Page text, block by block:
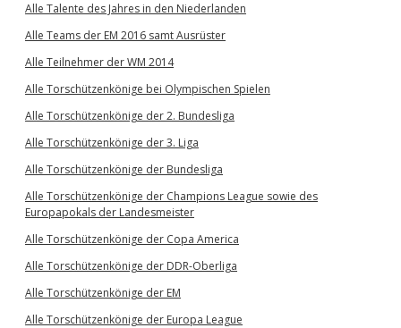
Alle Talente des Jahres in den Niederlanden
Alle Teams der EM 2016 samt Ausrüster
Alle Teilnehmer der WM 2014
Alle Torschützenkönige bei Olympischen Spielen
Alle Torschützenkönige der 2. Bundesliga
Alle Torschützenkönige der 3. Liga
Alle Torschützenkönige der Bundesliga
Alle Torschützenkönige der Champions League sowie des
Europapokals der Landesmeister
Alle Torschützenkönige der Copa America
Alle Torschützenkönige der DDR-Oberliga
Alle Torschützenkönige der EM
Alle Torschützenkönige der Europa League